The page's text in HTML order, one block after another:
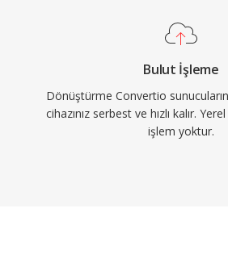
Bulut İşleme
Dönüştürme Convertio
cihazınız serbest ve hızlı kalır.
işlem yoktur.